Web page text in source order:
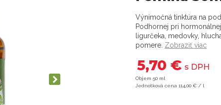
Výnimočná tinktúra na
Podhornej pri
ligurčeka, medovky,
pomere. Zobraziť viac
5,70 € s DPH
Objem 50 ml
Jednotková cena 114,00 € / l